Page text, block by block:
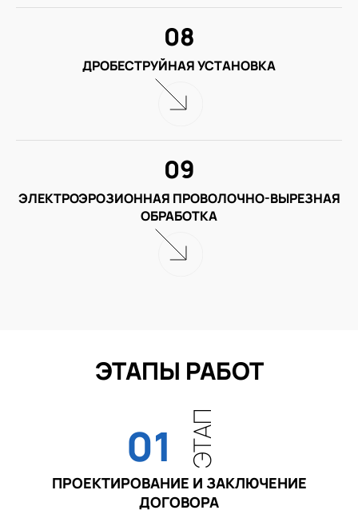
ДРОБЕСТРУЙНАЯ УСТАНОВКА
08
ЭЛЕКТРОЭРОЗИОННАЯ ПРОВОЛОЧНО-ВЫРЕЗНАЯ
ОБРАБОТКА
09
ЭТАПЫ РАБОТ
01 ЭТАП
ПРОЕКТИРОВАНИЕ И ЗАКЛЮЧЕНИЕ
ДОГОВОРА